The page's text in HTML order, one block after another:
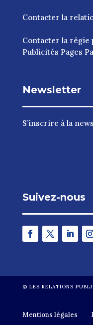
Contacter la
Contacter la régie
Publicités Pages
Newsletter
S’inscrire à la
Suivez-nous
© LES RELATIONS
Mentions légales